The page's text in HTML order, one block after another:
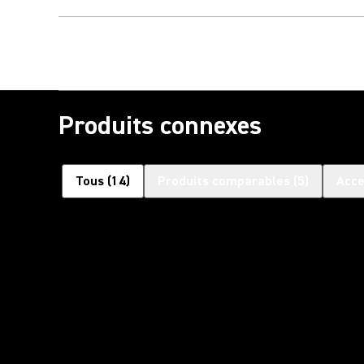
Produits connexes
Tous (14)